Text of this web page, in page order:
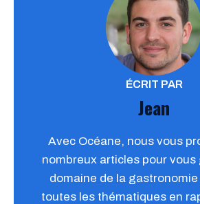
ÉCRIT PAR
Jean
Avec Océane, nous vous
nombreux articles pour vous
domaine de la
toutes les thématiques en